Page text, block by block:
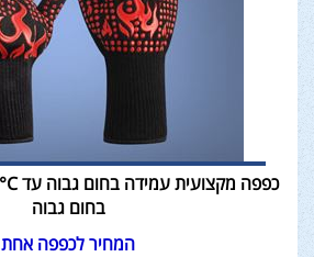
בחום גבוה
המחיר לכפפה אחת